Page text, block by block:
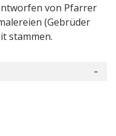
von Pfarrer
(Gebrüder
stammen.